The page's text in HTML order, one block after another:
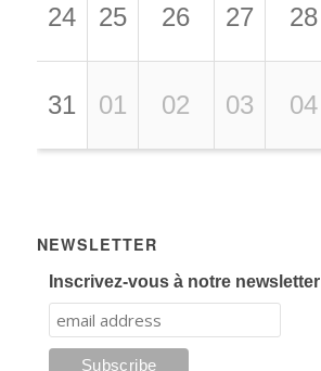
24 25 26 27 28
31 01 02 03 04
NEWSLETTER
Inscrivez-vous à notre newsletter